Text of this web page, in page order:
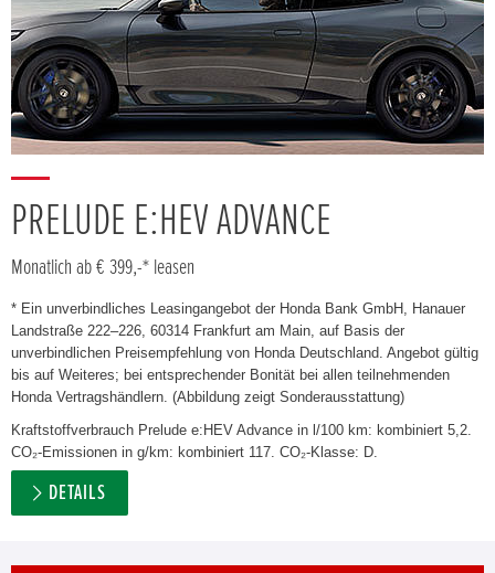
PRELUDE E:HEV ADVANCE
Monatlich ab € 399,-* leasen
* Ein unverbindliches Leasingangebot der Honda Bank GmbH, Hanauer
Landstraße 222–226, 60314 Frankfurt am Main, auf Basis der
unverbindlichen Preisempfehlung von Honda Deutschland. Angebot gültig
bis auf Weiteres; bei entsprechender Bonität bei allen teilnehmenden
Honda Vertragshändlern. (Abbildung zeigt Sonderausstattung)
Kraftstoffverbrauch Prelude e:HEV Advance in l/100 km: kombiniert 5,2.
CO₂-Emissionen in g/km: kombiniert 117. CO₂-Klasse: D.
DETAILS